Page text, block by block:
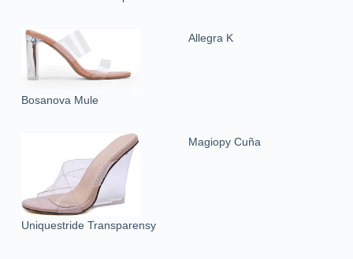
Bosanova Mule
Allegra K
Uniquestride Transparensy
Magiopy Cuña